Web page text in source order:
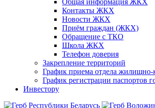
Контакты ЖКХ
Новости ЖКХ
Приём граждан (ЖКХ)
Обращение с ТКО
Школа ЖКХ
Телефон доверия
Закрепление территорий
График приема отдела жилищно-
График регистрации паспортов
Инвестору